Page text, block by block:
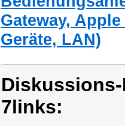
Gateway,
Geräte, LAN)
7links: